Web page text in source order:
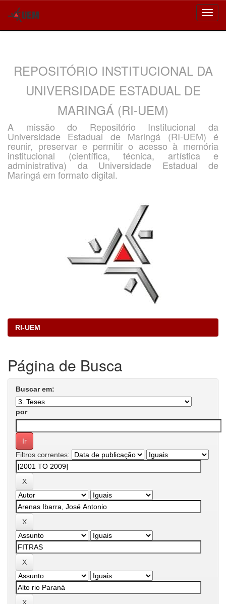
REPOSITÓRIO INSTITUCIONAL DA
UNIVERSIDADE ESTADUAL DE
MARINGÁ (RI-UEM)
A missão do Repositório Institucional da
Universidade Estadual de Maringá (RI-UEM) é
reunir, preservar e permitir o acesso à memória
institucional (científica, técnica, artística e
administrativa) da Universidade Estadual de
Maringá em formato digital.
RI-UEM
Página de Busca
Buscar em:
por
Filtros correntes: